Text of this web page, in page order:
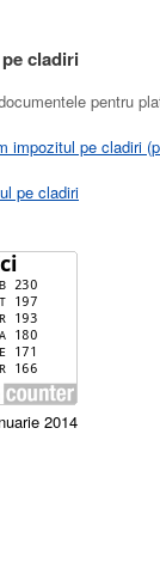
cladiri
pentru
impozitul pe cladiri
pe cladiri
2014